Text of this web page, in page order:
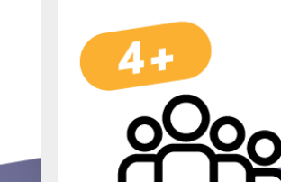
no te identifica directamente,
tu derecho a la privacidad, te
categorías de cookies para obtener
en tu navegador. Sin embargo, si
podemos ofrecerte pueden verse